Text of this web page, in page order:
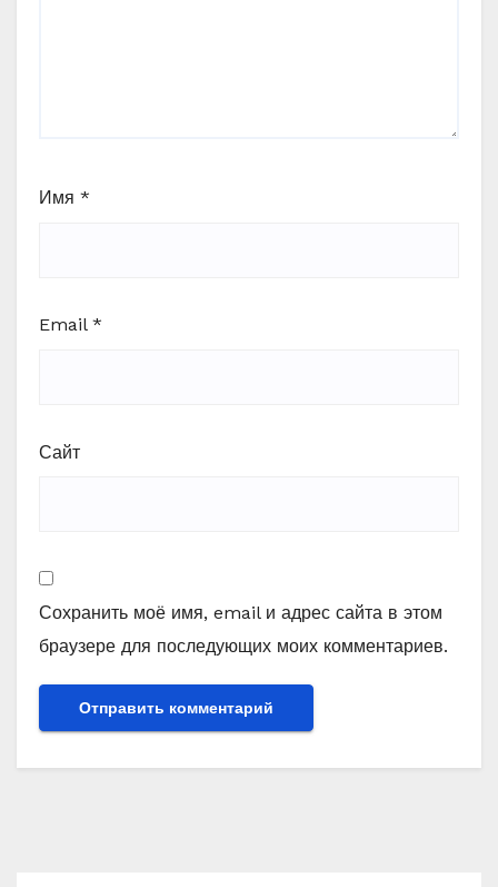
Имя *
Email *
Сайт
Сохранить моё имя, email и адрес сайта в этом
браузере для последующих моих комментариев.